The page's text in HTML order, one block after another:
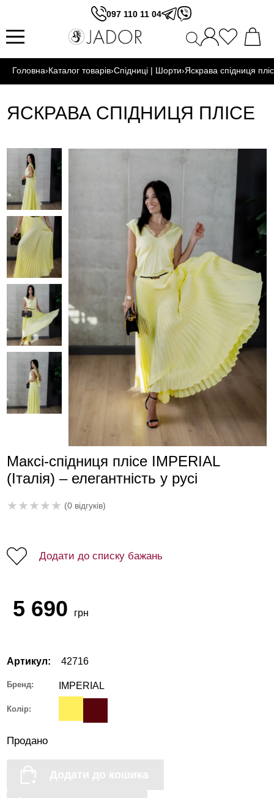
097 110 11 04
Головна›Каталог товарів›Спідниці | Шорти›Яскрава спідниця
ЯСКРАВА СПІДНИЦЯ ПЛІСЕ
Максі-спідниця плісе IMPERIAL
(Італія) – елегантність у русі
★★★★★ (0 відгуків)
Додати до списку бажань
5 690 грн
Артикул: 42716
Бренд: IMPERIAL
Колір:
Продано
Додати до кошика